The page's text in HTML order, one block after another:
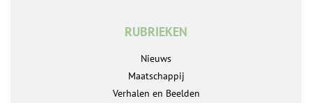
RUBRIEKEN
Nieuws
Maatschappij
Verhalen en Beelden